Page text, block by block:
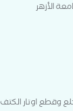
الأزهر
وقطع اوتار الكتف